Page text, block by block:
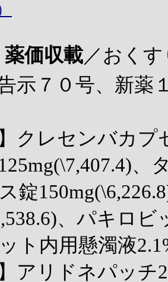
薬価収載／おく
示７０号、新薬
】クレセンバカプ
、
錠
、パキロビ
ト内用懸濁液
】アリドネパッチ